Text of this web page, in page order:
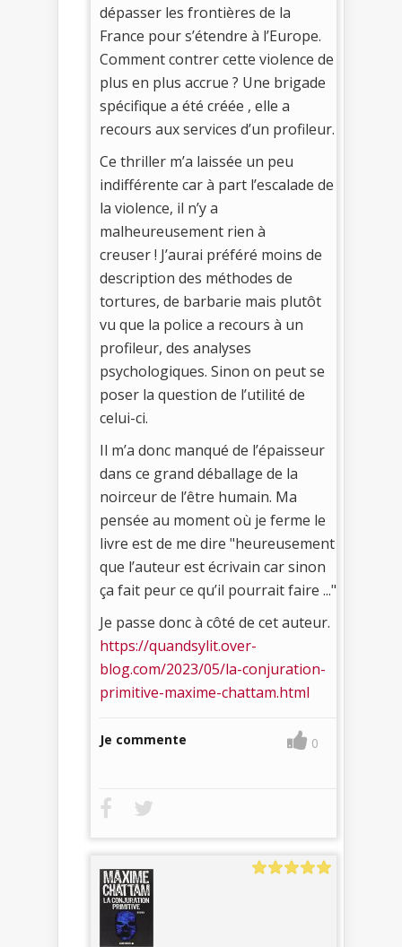
dépasser les frontières de la
France pour s’étendre à l’Europe.
Comment contrer cette violence de
plus en plus accrue ? Une brigade
spécifique a été créée , elle a
recours aux services d’un profileur.
Ce thriller m’a laissée un peu
indifférente car à part l’escalade de
la violence, il n’y a
malheureusement rien à
creuser ! J’aurai préféré moins de
description des méthodes de
tortures, de barbarie mais plutôt
vu que la police a recours à un
profileur, des analyses
psychologiques. Sinon on peut se
poser la question de l’utilité de
celui-ci.
Il m’a donc manqué de l’épaisseur
dans ce grand déballage de la
noirceur de l’être humain. Ma
pensée au moment où je ferme le
livre est de me dire "heureusement
que l’auteur est écrivain car sinon
ça fait peur ce qu’il pourrait faire ..."
Je passe donc à côté de cet auteur.
https://quandsylit.over-
blog.com/2023/05/la-conjuration-
primitive-maxime-chattam.html
Je commente 0